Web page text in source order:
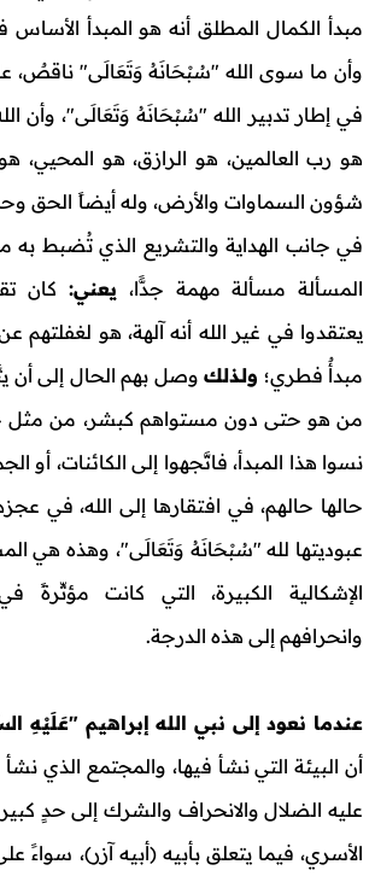
مبدأ الكمال المطلق أنه هو المبدأ الأساس
وأن ما سوى الله "سُبْحَانَهُ وَتَعَالَى" ناقصٌ،
في إطار تدبير الله "سُبْحَانَهُ وَتَعَالَى"، وأن
هو رب العالمين، هو الرازق، هو المحيي،
شؤون السماوات والأرض، وله أيضاً الحق
في جانب الهداية والتشريع الذي تُضبط به
المسألة مسألة مهمة جدًّا، يعني:كان
يعتقدوا في غير الله أنه آلهة، هو لغفلتهم
مبدأٌ فطري؛ ولـذلكوصل بهم الحال إلى أن
من هو حتى دون مستواهم كبشر، من مثل
نسوا هذا المبدأ، فاتَّجهوا إلى الكائنات، أو
حالها حالهم، في افتقارها إلى الله، في
عبوديتها لله "سُبْحَانَهُ وَتَعَالَى"، وهذه هي
الإشكالية الكبيرة، التي كانت مؤثِّرةً
وانحرافهم إلى هذه الدرجة.
عندما نعود إلى نبي الله إبراهيم "عَلَيْهِ
أن البيئة التي نشأ فيها، والمجتمع الذي
عليه الضلال والانحراف والشرك إلى حدٍ
الأسري، فيما يتعلق بأبيه (أبيه آزر)، سواءً